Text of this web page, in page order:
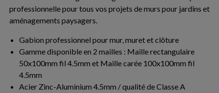
professionnelle pour tous vos projets de murs pour jardins et
aménagements paysagers.
Gabion professionnel pour mur, muret et clôture
Gamme disponible en 2 mailles : Maille rectangulaire
50x100mm fil 4.5mm et Maille carée 100x100mm fil
4.5mm
Acier Zinc-Aluminium 4.5mm / qualité de Classe A